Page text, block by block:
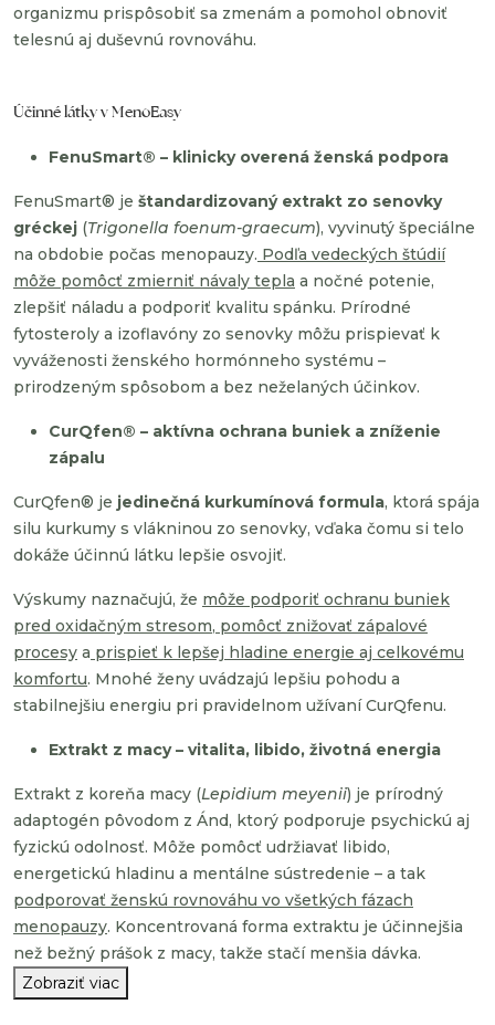
organizmu prispôsobiť sa zmenám a pomohol obnoviť
telesnú aj duševnú rovnováhu.
Účinné látky v MenoEasy
FenuSmart® – klinicky overená ženská podpora
FenuSmart® je štandardizovaný extrakt zo senovky
gréckej (Trigonella foenum-graecum), vyvinutý špeciálne
na obdobie počas menopauzy. Podľa vedeckých štúdií
môže pomôcť zmierniť návaly tepla a nočné potenie,
zlepšiť náladu a podporiť kvalitu spánku. Prírodné
fytosteroly a izoflavóny zo senovky môžu prispievať k
vyváženosti ženského hormónneho systému –
prirodzeným spôsobom a bez neželaných účinkov.
CurQfen® – aktívna ochrana buniek a zníženie
zápalu
CurQfen® je jedinečná kurkumínová formula, ktorá spája
silu kurkumy s vlákninou zo senovky, vďaka čomu si telo
dokáže účinnú látku lepšie osvojiť.
Výskumy naznačujú, že môže podporiť ochranu buniek
pred oxidačným stresom, pomôcť znižovať zápalové
procesy a prispieť k lepšej hladine energie aj celkovému
komfortu. Mnohé ženy uvádzajú lepšiu pohodu a
stabilnejšiu energiu pri pravidelnom užívaní CurQfenu.
Extrakt z macy – vitalita, libido, životná energia
Extrakt z koreňa macy (Lepidium meyenii) je prírodný
adaptogén pôvodom z Ánd, ktorý podporuje psychickú aj
fyzickú odolnosť. Môže pomôcť udržiavať libido,
energetickú hladinu a mentálne sústredenie – a tak
podporovať ženskú rovnováhu vo všetkých fázach
menopauzy. Koncentrovaná forma extraktu je účinnejšia
než bežný prášok z macy, takže stačí menšia dávka.
Zobraziť viac